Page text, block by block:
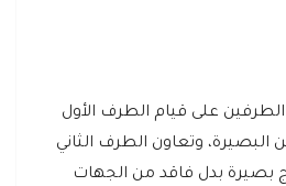
على قيام الطرف الأول
البصيرة، وتعاون الطرف الثاني
بصيرة بدل فاقد من الجهات